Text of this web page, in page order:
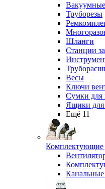
Труборезы
Шланги
Станции
Весы
Ключи
Сумки для
Ящики для
Ещё 11
Комплектующие